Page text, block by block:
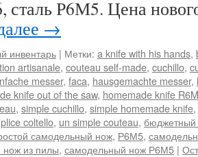
сталь Р6М5. Цена
→
инвентарь | Метки: a knife with his hands,
artisanale, couteau self-made, cuchillo,
messer, faca, hausgemachte messer,
knife out of the saw, homemade knife
, simple cuchillo, simple homemade knife,
coltello, un simple couteau,
самодельный нож, Р6М5,
из пилы, самодельный нож Р6М5 |